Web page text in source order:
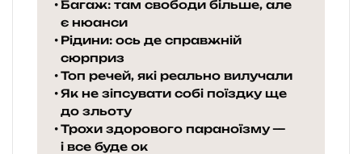
Багаж: там свободи більше, але
є нюанси
Рідини: ось де справжній
сюрприз
Топ речей, які реально вилучали
Як не зіпсувати собі поїздку ще
до зльоту
Трохи здорового параноїзму —
і все буде ок